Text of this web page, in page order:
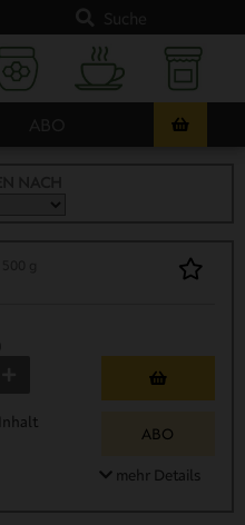
Inhalt
ABO
mehr Details